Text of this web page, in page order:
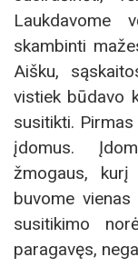
Laukdavome
skambinti
Aišku,
vistiek būdavo
susitikti.
įdomus.
žmogaus,
buvome
susitikimo
paragavęs,